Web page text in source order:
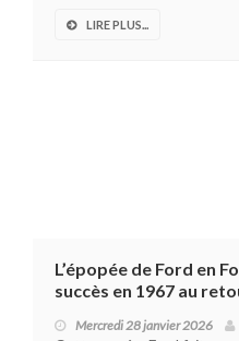
LIRE PLUS...
L’épopée de Ford en
succès en 1967 au
Mercredi 28 janvier 2026